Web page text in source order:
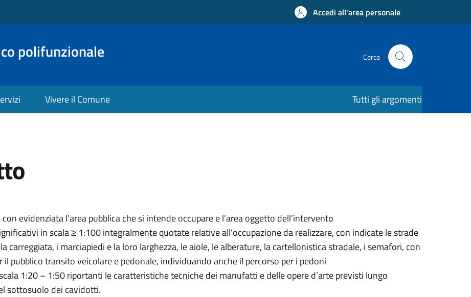
Accedi all'area personale
polifunzionale Cerca
Vivere il Comune Tutti gli argomenti
evidenziata l’area pubblica che si intende occupare e l’area oggetto dell’intervento
in scala ≥ 1:100 integralmente quotate relative all’occupazione da realizzare, con indicate le strade
carreggiata, i marciapiedi e la loro larghezza, le aiole, le alberature, la cartellonistica stradale, i semafori, con
pubblico transito veicolare e pedonale, individuando anche il percorso per i pedoni
1:20 – 1:50 riportanti le caratteristiche tecniche dei manufatti e delle opere d’arte previsti lungo
sottosuolo dei cavidotti.